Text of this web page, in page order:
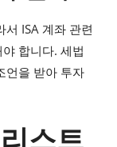
ISA 계좌 관련
합니다. 세법
언을 받아 투자
스트